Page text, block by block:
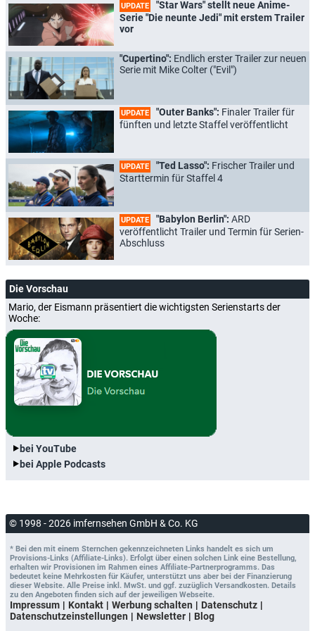
UPDATE
"Star Wars" stellt neue Anime-
Serie "Die neunte Jedi" mit erstem Trailer
vor
"Cupertino": Endlich erster Trailer zur neuen
Serie mit Mike Colter ("Evil")
UPDATE "Outer Banks": Finaler Trailer für
fünften und letzte Staffel veröffentlicht
UPDATE "Ted Lasso": Frischer Trailer und
Starttermin für Staffel 4
UPDATE "Babylon Berlin": ARD
veröffentlicht Trailer und Termin für Serien-
Abschluss
Die Vorschau
Mario, der Eismann präsentiert die wichtigsten Serienstarts der
Woche:
bei YouTube
bei Apple Podcasts
© 1998 - 2026 imfernsehen GmbH & Co. KG
* Bei den mit einem Sternchen gekennzeichneten Links handelt es sich um
Provisions-Links (Affiliate-Links). Erfolgt über einen solchen Link eine Bestellung,
erhalten wir Provisionen im Rahmen eines Affiliate-Partnerprogramms. Das
bedeutet keine Mehrkosten für Käufer, unterstützt uns aber bei der Finanzierung
dieser Website. Alle Preise inkl. MwSt. und ggf. zuzüglich Versandkosten. Details
zu den Angeboten finden sich auf der jeweiligen Webseite.
Impressum Kontakt Werbung schalten
Datenschutz
Datenschutzeinstellungen
Newsletter Blog